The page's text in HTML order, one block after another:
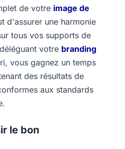
de votre image de
d'assurer une harmonie
tous vos supports de
votre branding
vous gagnez un temps
des résultats de
aux standards
le bon